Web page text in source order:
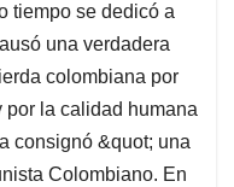
tiempo se dedicó a
una verdadera
colombiana por
por la calidad humana
consignó &quot; una
Colombiano. En